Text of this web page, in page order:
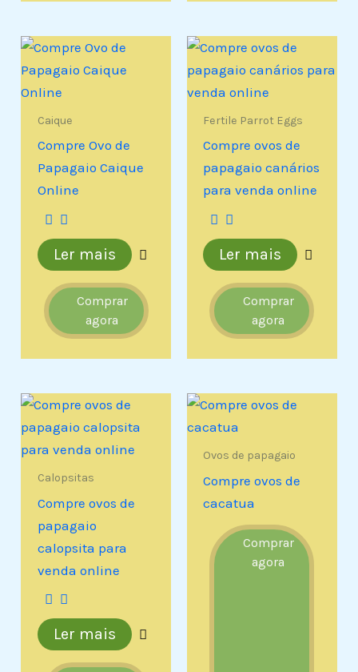
Caique
Compre Ovo de
Papagaio Caique
Online
Ler mais
Comprar
agora
Fertile Parrot Eggs
Compre ovos de
papagaio canários
para venda online
Ler mais
Comprar
agora
Calopsitas
Compre ovos de
papagaio
calopsita para
venda online
Ler mais
Ovos de papagaio
Compre ovos de
cacatua
Comprar
agora